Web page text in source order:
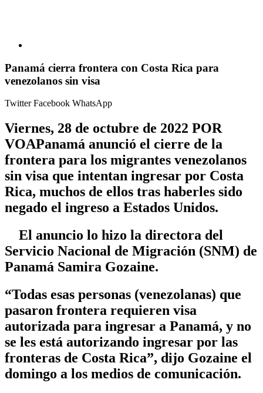
Panamá cierra frontera con Costa Rica para
venezolanos sin visa
TwitterFacebook WhatsApp
Viernes, 28 de octubre de 2022 POR
VOAPanamá anunció el cierre de la
frontera para los migrantes venezolanos
sin visa que intentan ingresar por Costa
Rica, muchos de ellos tras haberles sido
negado el ingreso a Estados Unidos.
El anuncio lo hizo la directora del
Servicio Nacional de Migración (SNM) de
Panamá Samira Gozaine.
“Todas esas personas (venezolanas) que
pasaron frontera requieren visa
autorizada para ingresar a Panamá, y no
se les está autorizando ingresar por las
fronteras de Costa Rica”, dijo Gozaine el
domingo a los medios de comunicación.